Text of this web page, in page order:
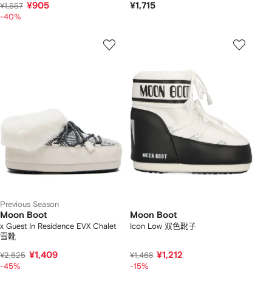
¥1,557 ¥905
-40%
¥1,715
Previous Season
Moon Boot
x Guest In Residence EVX Chalet
雪靴
¥2,625 ¥1,409
-45%
Moon Boot
Icon Low 双色靴子
¥1,468 ¥1,212
-15%